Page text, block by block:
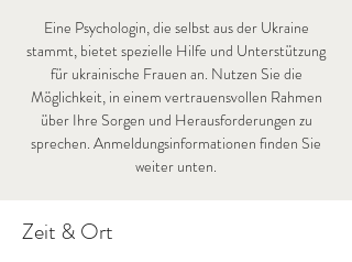
Eine Psychologin, die selbst aus der Ukraine
stammt, bietet spezielle Hilfe und Unterstützung
für ukrainische Frauen an. Nutzen Sie die
Möglichkeit, in einem vertrauensvollen Rahmen
über Ihre Sorgen und Herausforderungen zu
sprechen. Anmeldungsinformationen finden Sie
weiter unten.
Zeit & Ort